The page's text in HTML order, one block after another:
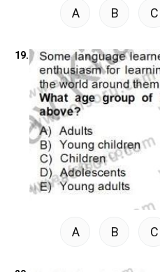
A B C
19.
A B C